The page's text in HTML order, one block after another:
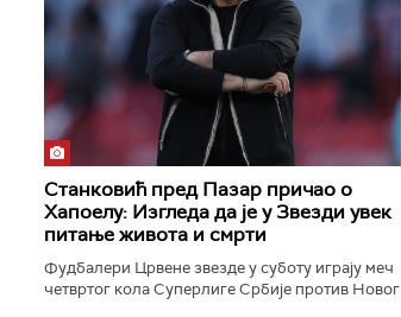
Станковић пред Пазар причао о
Хапоелу: Изгледа да је у Звезди увек
питање живота и смрти
Фудбалери Црвене звезде у суботу играју меч
четвртог кола Суперлиге Србије против Новог